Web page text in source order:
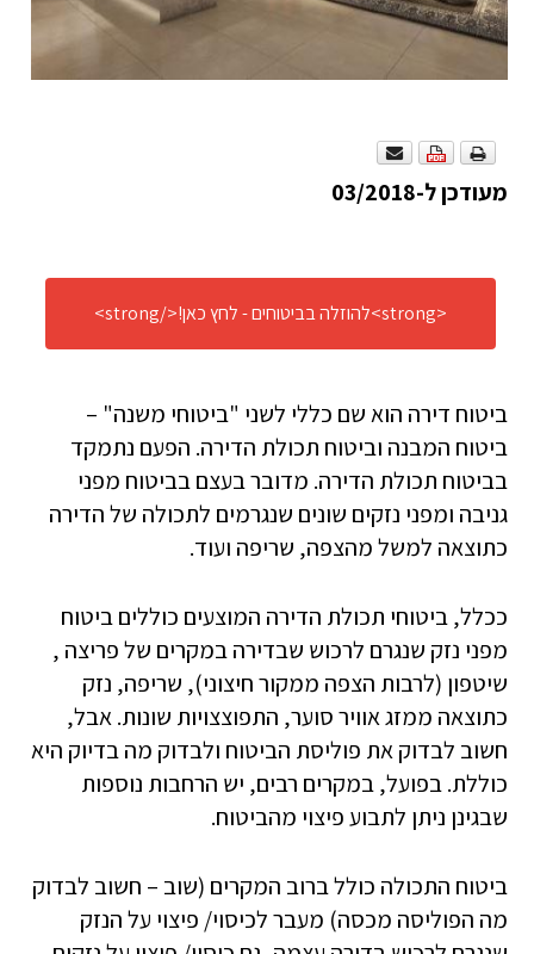
מעודכן ל-03/2018
<strong>להוזלה בביטוחים - לחץ כאן!</strong>
ביטוח דירה הוא שם כללי לשני "ביטוחי משנה" –
ביטוח המבנה וביטוח תכולת הדירה. הפעם נתמקד
בביטוח תכולת הדירה. מדובר בעצם בביטוח מפני
גניבה ומפני נזקים שונים שנגרמים לתכולה של הדירה
כתוצאה למשל מהצפה, שריפה ועוד.
ככלל, ביטוחי תכולת הדירה המוצעים כוללים ביטוח
מפני נזק שנגרם לרכוש שבדירה במקרים של פריצה ,
שיטפון (לרבות הצפה ממקור חיצוני), שריפה, נזק
כתוצאה ממזג אוויר סוער, התפוצצויות שונות. אבל,
חשוב לבדוק את פוליסת הביטוח ולבדוק מה בדיוק היא
כוללת. בפועל, במקרים רבים, יש הרחבות נוספות
שבגינן ניתן לתבוע פיצוי מהביטוח.
ביטוח התכולה כולל ברוב המקרים (שוב – חשוב לבדוק
מה הפוליסה מכסה) מעבר לכיסוי/ פיצוי על הנזק